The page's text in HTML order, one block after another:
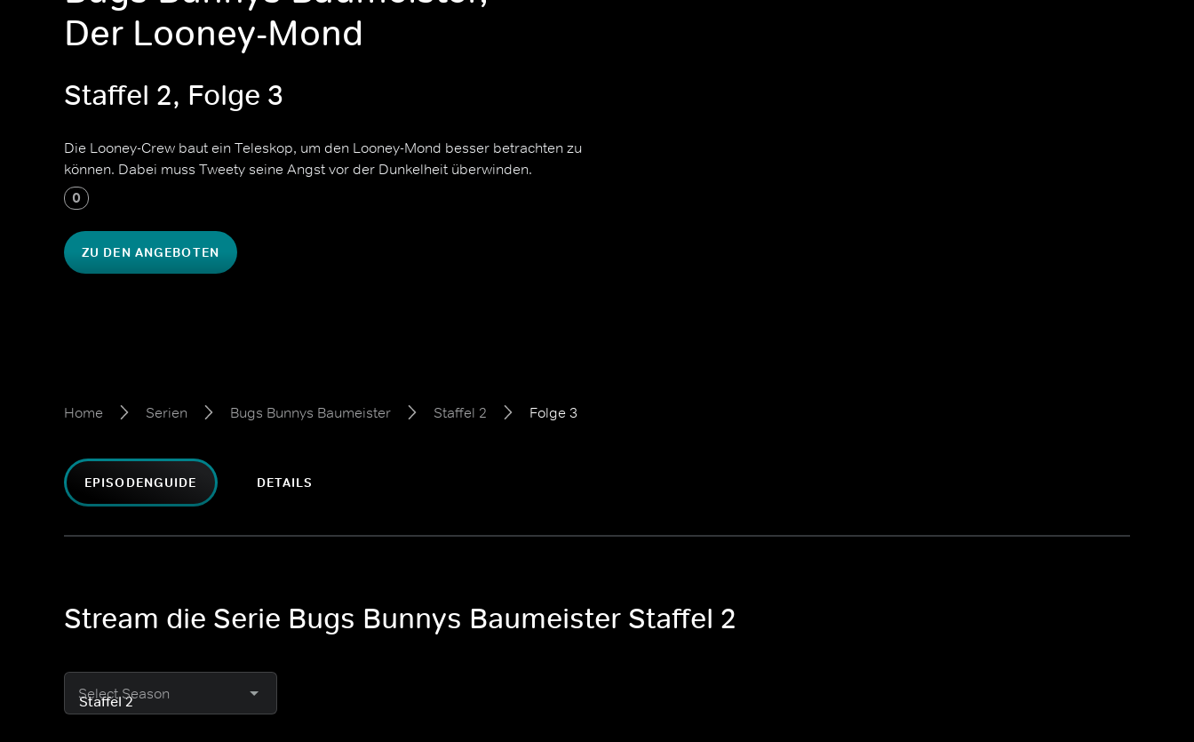
Der Looney-Mond
Staffel 2, Folge 3
Die Looney-Crew baut ein Teleskop, um den Looney-Mond besser betrachten zu
können. Dabei muss Tweety seine Angst vor der Dunkelheit überwinden.
0
ZU DEN ANGEBOTEN
Home Serien Bugs Bunnys Baumeister Staffel 2 Folge 3
EPISODENGUIDE DETAILS
Stream die Serie Bugs Bunnys Baumeister Staffel 2
Select Season